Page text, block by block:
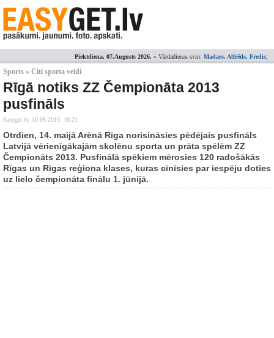
Piektdiena, 07.Augusts 2026. » Vārdadienas svin: Madars, Alfrēds, Fredis;
Sports » Citi sporta veidi
Rīgā notiks ZZ Čempionāta 2013
pusfināls
Easyget.lv, 10.05.2013. 16:21
Otrdien, 14. maijā Arēnā Rīga norisināsies pēdējais pusfināls
Latvijā vērienīgākajām skolēnu sporta un prāta spēlēm ZZ
Čempionāts 2013. Pusfinālā spēkiem mērosies 120 radošākās
Rīgas un Rīgas reģiona klases, kuras cīnīsies par iespēju doties
uz lielo čempionāta finālu 1. jūnijā.